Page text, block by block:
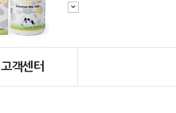
고객센터